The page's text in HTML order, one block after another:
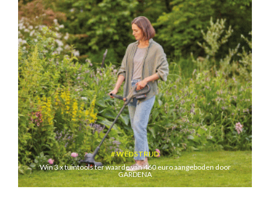
WEDSTRIJD
Win 3 x tuintools ter waarde van 460 euro aangeboden door
GARDENA